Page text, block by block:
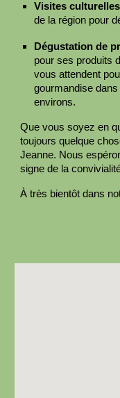
Visites culturelles
de la région pour
Dégustation de
pour ses produits
vous attendent
gourmandise
environs.
Que vous soyez en
toujours quelque
Jeanne. Nous
signe de la
À très bientôt dans